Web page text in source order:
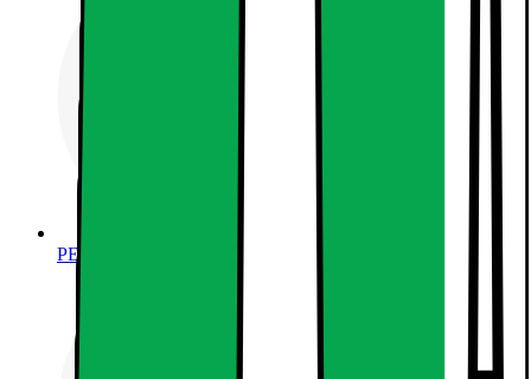
PERSONVÅRD, HÄLSA & SKÖNHET